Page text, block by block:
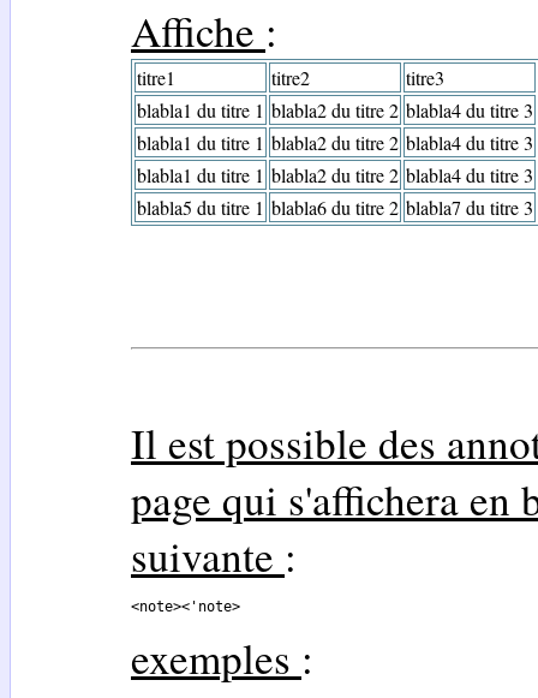
Affiche :
titre1 titre2
titre3
blabla1 du titre 1 blabla2 du titre 2 blabla4 du titre 3
blabla1 du titre 1 blabla2 du titre 2 blabla4 du titre 3
blabla1 du titre 1 blabla2 du titre 2 blabla4 du titre 3
blabla5 du titre 1 blabla6 du titre 2 blabla7 du titre 3
Il est possible des
page qui s'affichera en
suivante :
<note><'note>
exemples :